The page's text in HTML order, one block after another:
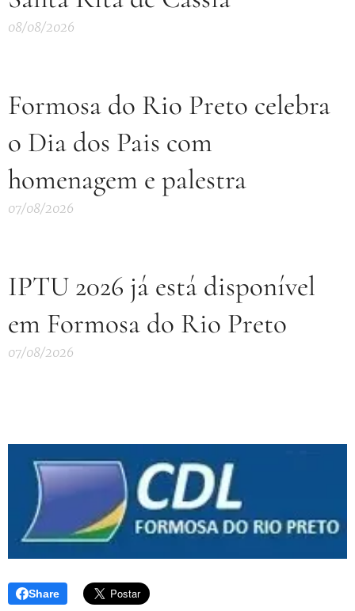
08/08/2026
Formosa do Rio Preto celebra
o Dia dos Pais com
homenagem e palestra
07/08/2026
IPTU 2026 já está disponível
em Formosa do Rio Preto
07/08/2026
Share